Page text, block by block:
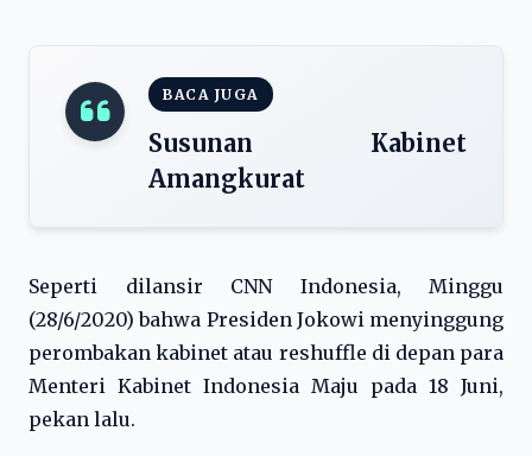
BACA JUGA
Susunan Kabinet
Amangkurat
Seperti dilansir CNN Indonesia, Minggu
(28/6/2020) bahwa Presiden Jokowi menyinggung
perombakan kabinet atau reshuffle di depan para
Menteri Kabinet Indonesia Maju pada 18 Juni,
pekan lalu.